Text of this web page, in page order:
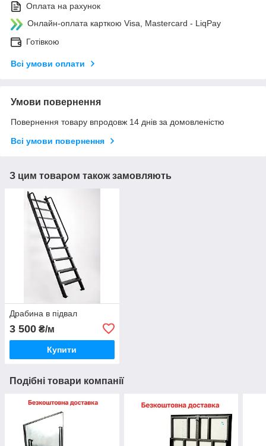
Оплата на рахунок
Онлайн-оплата карткою Visa, Mastercard - LiqPay
Готівкою
Всі умови оплати
Умови повернення
Повернення товару впродовж 14 днів за домовленістю
Всі умови повернення
З цим товаром також замовляють
Драбина в підвал
3 500 ₴/м
Купити
Подібні товари компанії